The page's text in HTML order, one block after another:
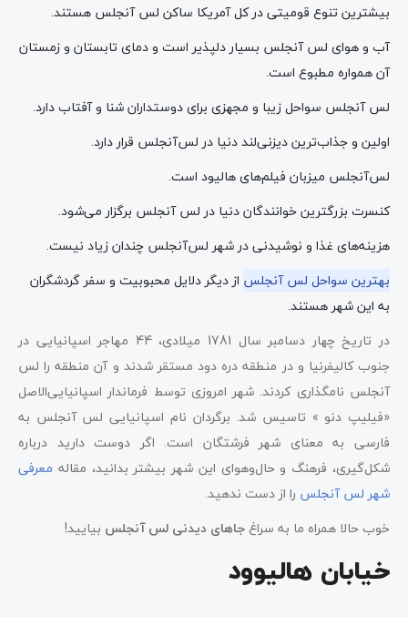
بیشترین تنوع قومیتی در کل آمریکا ساکن لس آنجلس هستند.
آب و هوای لس آنجلس بسیار دلپذیر است و دمای تابستان و زمستان
آن همواره مطبوع است.
لس آنجلس سواحل زیبا و مجهزی برای دوستداران شنا و آفتاب دارد.
اولین و جذاب‌ترین دیزنی‌لند دنیا در لس‌آنجلس قرار دارد.
لس‌آنجلس میزبان فیلم‌های هالیود است.
کنسرت بزرگترین خوانندگان دنیا در لس آنجلس برگزار می‌شود.
هزینه‌های غذا و نوشیدنی در شهر لس‌آنجلس چندان زیاد نیست.
بهترین سواحل لس‌ آنجلس از دیگر دلایل محبوبیت و سفر گردشگران
به این شهر هستند.
در تاریخ چهار دسامبر سال 1781 میلادی، 44 مهاجر اسپانیایی در
جنوب کالیفرنیا و در منطقه دره دود مستقر شدند و آن منطقه را لس
آنجلس نامگذاری کردند. شهر امروزی توسط فرماندار اسپانیایی‌الاصل
«فیلیپ دنو » تاسیس شد. برگردان نام اسپانیایی لس آنجلس به
فارسی به معنای شهر فرشتگان است. اگر دوست دارید درباره
شکل‌گیری، فرهنگ و حال‌و‌هوای این شهر بیشتر بدانید، مقاله معرفی
شهر لس آنجلس را از دست ندهید.
خوب حالا همراه ما به سراغ جاهای دیدنی لس آنجلس بیایید!
خیابان هالیوود